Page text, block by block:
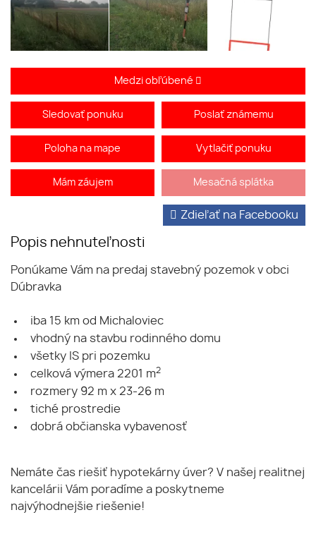
Medzi obľúbené
Sledovať ponuku Poslať známemu
Poloha na mape Vytlačiť ponuku
Mám záujem Mesačná splátka
Popis nehnuteľnosti
Zdieľať na Facebooku
Ponúkame Vám na predaj stavebný pozemok v obci
Dúbravka
iba 15 km od Michaloviec
vhodný na stavbu rodinného domu
všetky IS pri pozemku
celková výmera 2201 m2
rozmery 92 m x 23-26 m
tiché prostredie
dobrá občianska vybavenosť
Nemáte čas riešiť hypotekárny úver? V našej realitnej
kancelárii Vám poradíme a poskytneme
najvýhodnejšie riešenie!